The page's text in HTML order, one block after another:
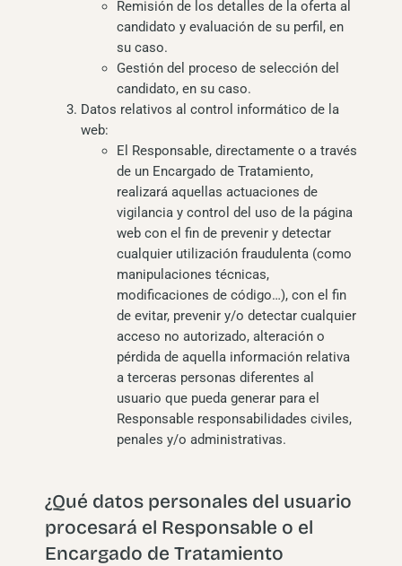
Remisión de los detalles de la oferta al
candidato y evaluación de su perfil, en
su caso.
Gestión del proceso de selección del
candidato, en su caso.
Datos relativos al control informático de la
web:
El Responsable, directamente o a través
de un Encargado de Tratamiento,
realizará aquellas actuaciones de
vigilancia y control del uso de la página
web con el fin de prevenir y detectar
cualquier utilización fraudulenta (como
manipulaciones técnicas,
modificaciones de código…), con el fin
de evitar, prevenir y/o detectar cualquier
acceso no autorizado, alteración o
pérdida de aquella información relativa
a terceras personas diferentes al
usuario que pueda generar para el
Responsable responsabilidades civiles,
penales y/o administrativas.
¿Qué datos personales del usuario
procesará el Responsable o el
Encargado de Tratamiento